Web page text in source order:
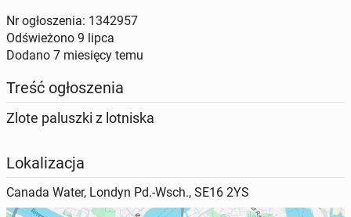
Nr ogłoszenia: 1342957
Odświeżono 9 lipca
Dodano 7 miesięcy temu
Treść ogłoszenia
Zlote paluszki z lotniska
Lokalizacja
Canada Water, Londyn Pd.-Wsch., SE16 2YS